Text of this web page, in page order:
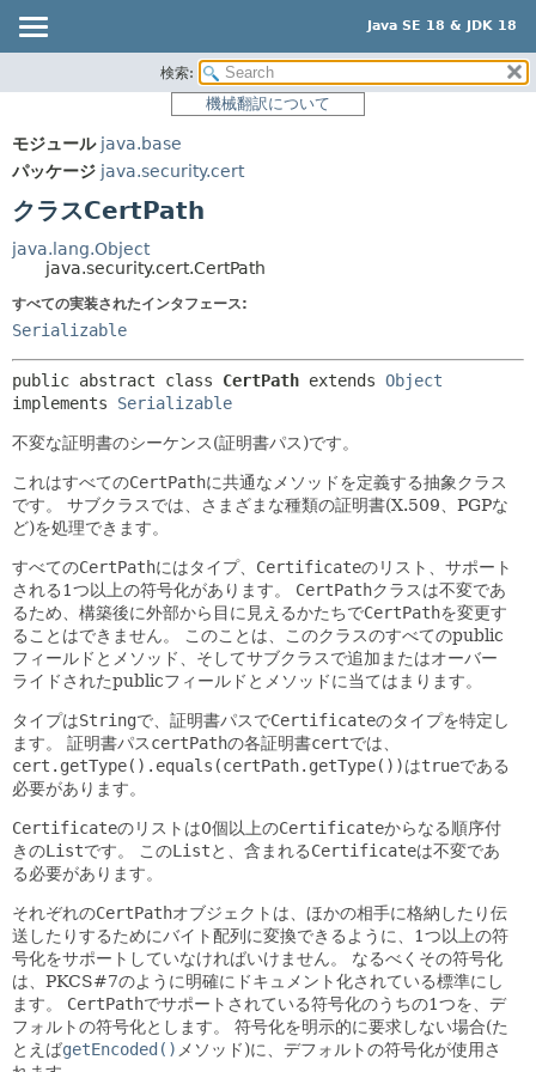
Java SE 18 & JDK 18
パッケージ
使用
ツリー
プレビュー
新規
非推奨
索引
ヘルプ
サマリー:
ネスト済
メソッド
検索:
機械翻訳について
モジュール java.base
パッケージ java.security.cert
クラスCertPath
java.lang.Object
java.security.cert.CertPath
すべての実装されたインタフェース:
Serializable
public abstract class CertPath extends Object
implements Serializable
不変な証明書のシーケンス(証明書パス)です。
これはすべてのCertPathに共通なメソッドを定義する抽象クラス
です。
サブクラスでは、さまざまな種類の証明書(X.509、PGPな
ど)を処理できます。
すべてのCertPathにはタイプ、 Certificateのリスト、サポート
される1つ以上の符号化があります。
CertPathクラスは不変であ
るため、構築後に外部から目に見えるかたちでCertPathを変更す
ることはできません。
このことは、このクラスのすべてのpublic
フィールドとメソッド、そしてサブクラスで追加またはオーバー
ライドされたpublicフィールドとメソッドに当てはまります。
タイプはStringで、証明書パスでCertificateのタイプを特定し
ます。
証明書パスcertPathの各証明書certでは、
cert.getType().equals(certPath.getType())はtrueである
必要があります。
Certificateのリストは0個以上のCertificateからなる順序付
きのListです。 このListと、含まれるCertificateは不変であ
る必要があります。
それぞれのCertPathオブジェクトは、ほかの相手に格納したり伝
送したりするためにバイト配列に変換できるように、1つ以上の符
号化をサポートしていなければいけません。
なるべくその符号化
は、PKCS#7のように明確にドキュメント化されている標準にし
ます。
CertPathでサポートされている符号化のうちの1つを、デ
フォルトの符号化とします。
符号化を明示的に要求しない場合(た
とえばgetEncoded() メソッド)に、デフォルトの符号化が使用さ